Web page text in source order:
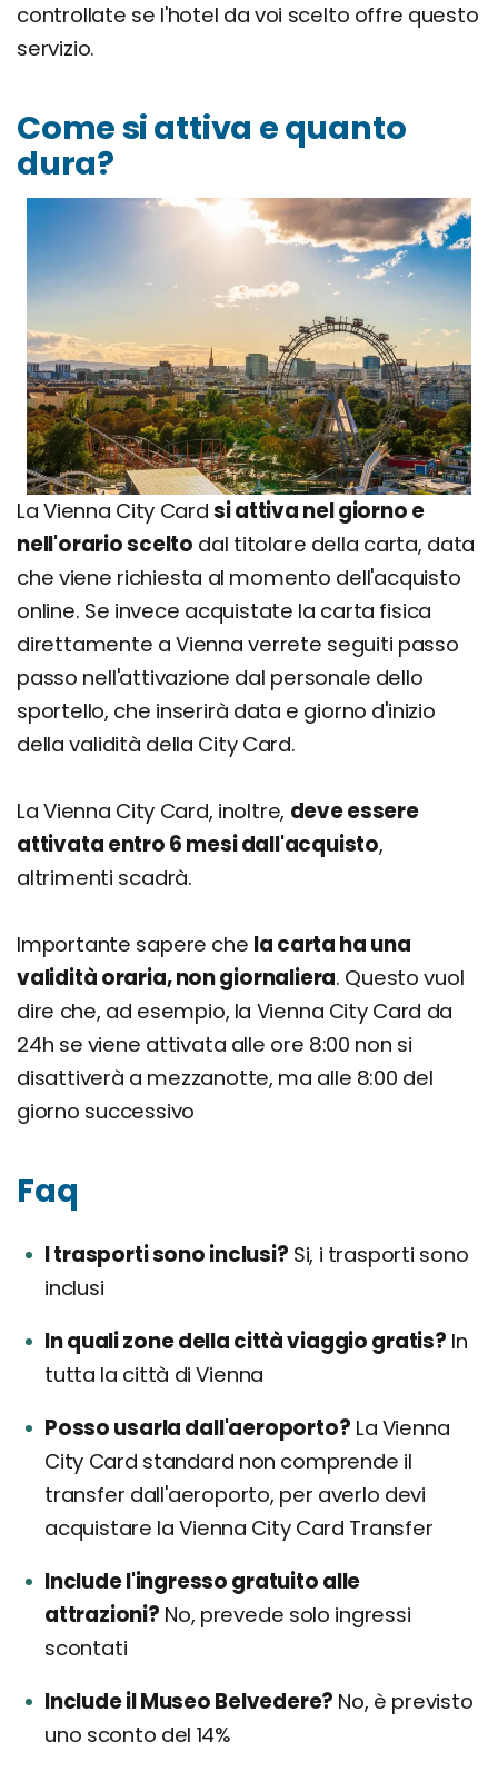
controllate se l'hotel da voi scelto offre questo
servizio.
Come si attiva e quanto
dura?
La Vienna City Card si attiva nel giorno e
nell'orario scelto dal titolare della carta, data
che viene richiesta al momento dell'acquisto
online. Se invece acquistate la carta fisica
direttamente a Vienna verrete seguiti passo
passo nell'attivazione dal personale dello
sportello, che inserirà data e giorno d'inizio
della validità della City Card.
La Vienna City Card, inoltre, deve essere
attivata entro 6 mesi dall'acquisto,
altrimenti scadrà.
Importante sapere che la carta ha una
validità oraria, non giornaliera. Questo vuol
dire che, ad esempio, la Vienna City Card da
24h se viene attivata alle ore 8:00 non si
disattiverà a mezzanotte, ma alle 8:00 del
giorno successivo
Faq
I trasporti sono inclusi? Si, i trasporti sono
inclusi
In quali zone della città viaggio gratis? In
tutta la città di Vienna
Posso usarla dall'aeroporto? La Vienna
City Card standard non comprende il
transfer dall'aeroporto, per averlo devi
acquistare la Vienna City Card Transfer
Include l'ingresso gratuito alle
attrazioni? No, prevede solo ingressi
scontati
Include il Museo Belvedere? No, è previsto
uno sconto del 14%